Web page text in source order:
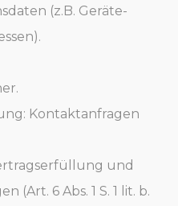
(z.B. Geräte-
Kontaktanfragen
und
(Art. 6 Abs. 1 S. 1 lit. b.